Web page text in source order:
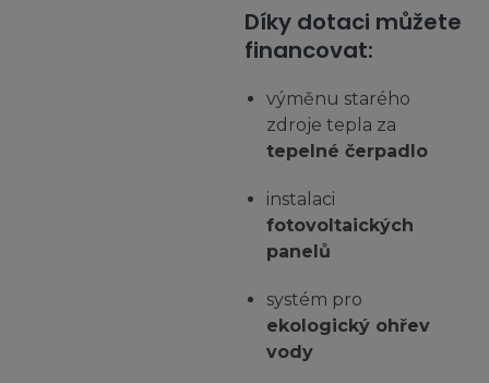
Díky dotaci můžete
financovat:
výměnu starého
zdroje tepla za
tepelné čerpadlo
instalaci
fotovoltaických
panelů
systém pro
ekologický ohřev
vody